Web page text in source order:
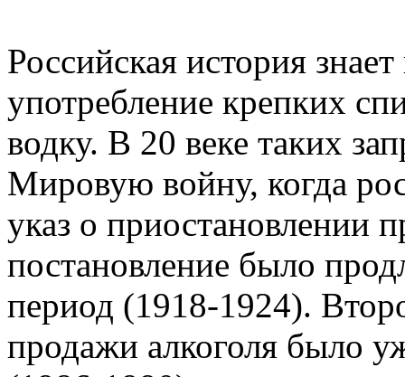
Российская история
употребление крепких
водку. В 20 веке таких
Мировую войну, когда
указ о приостановлении
постановление было
период (1918-1924).
продажи алкоголя было